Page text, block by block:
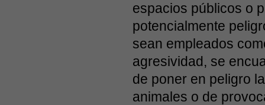
espacios públicos o
potencialmente
sean empleados
agresividad, se
de poner en peligro
animales o de